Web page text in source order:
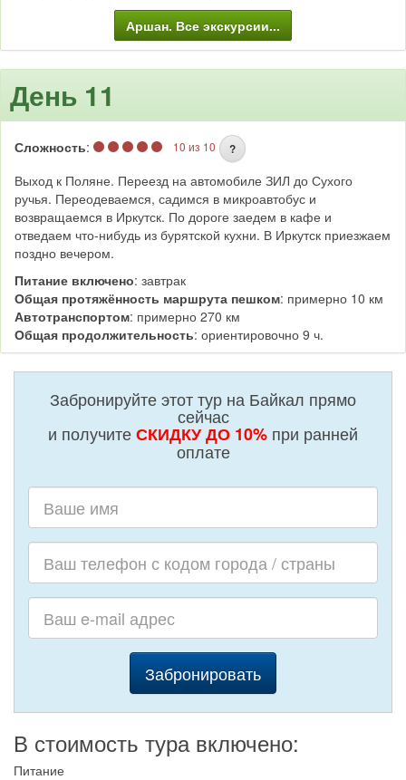
Аршан. Все экскурсии...
День 11
Сложность: 10 из 10 ?
Выход к Поляне. Переезд на автомобиле ЗИЛ до Сухого
ручья. Переодеваемся, садимся в микроавтобус и
возвращаемся в Иркутск. По дороге заедем в кафе и
отведаем что-нибудь из бурятской кухни. В Иркутск приезжаем
поздно вечером.
Питание включено: завтрак
Общая протяжённость маршрута пешком: примерно 10 км
Автотранспортом: примерно 270 км
Общая продолжительность: ориентировочно 9 ч.
Забронируйте этот тур на Байкал прямо
сейчас
и получитеСКИДКУ ДО 10% при ранней
оплате
Забронировать
В стоимость тура включено:
Питание